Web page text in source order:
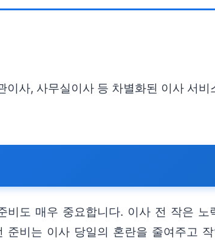
사, 사무실이사 등 차별화된 이사 서
비도 매우 중요합니다. 이사 전 작은
비는 이사 당일의 혼란을 줄여주고